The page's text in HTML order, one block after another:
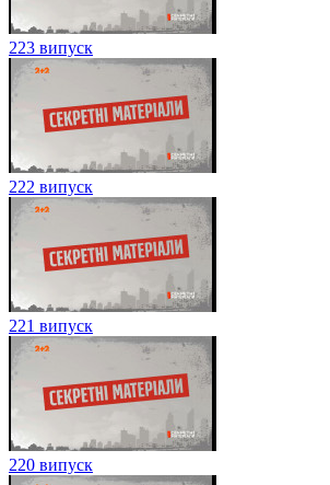
223 випуск
222 випуск
221 випуск
220 випуск